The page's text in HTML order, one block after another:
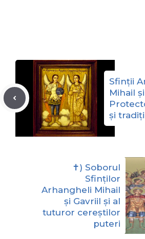
Sfinții
Mihail
și
✝) Soborul
Sfinților
Arhangheli Mihail
și Gavriil și al
tuturor cereștilor
puteri